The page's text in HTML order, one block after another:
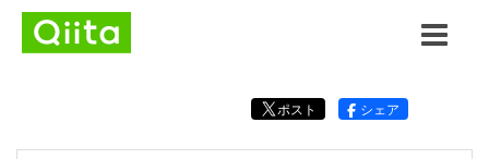
ポスト シェア